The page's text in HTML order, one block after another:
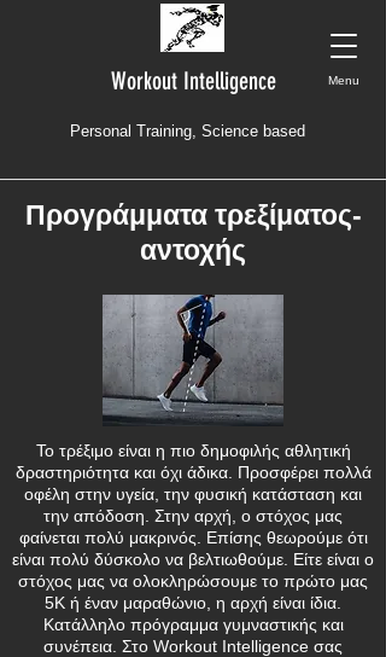
Workout Intelligence Menu
Personal Training, Science based
Προγράμματα τρεξίματος-
αντοχής
Το τρέξιμο είναι η πιο δημοφιλής αθλητική
δραστηριότητα και όχι άδικα. Προσφέρει πολλά
οφέλη στην υγεία, την φυσική κατάσταση και
την απόδοση. Στην αρχή, ο στόχος μας
φαίνεται πολύ μακρινός. Επίσης θεωρούμε ότι
είναι πολύ δύσκολο να βελτιωθούμε. Είτε είναι ο
στόχος μας να ολοκληρώσουμε το πρώτο μας
5Κ ή έναν μαραθώνιο, η αρχή είναι ίδια.
Κατάλληλο πρόγραμμα γυμναστικής και
συνέπεια. Στο Workout Intelligence σας